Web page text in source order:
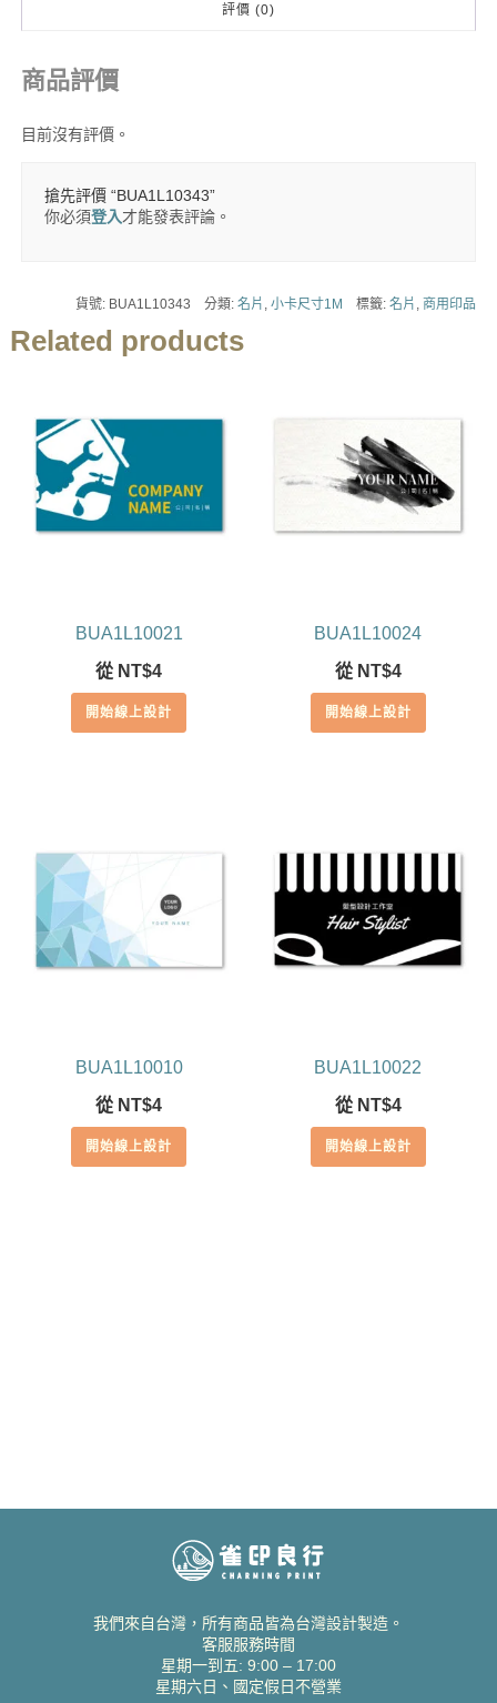
評價 (0)
商品評價
目前沒有評價。
搶先評價 “BUA1L10343”
你必須登入才能發表評論。
貨號: BUA1L10343 分類:名片 ,小卡尺寸1M 標籤:名片 ,商用印品
Related products
BUA1L10021
從 NT$4
開始線上設計
BUA1L10024
從 NT$4
開始線上設計
BUA1L10010
從 NT$4
開始線上設計
BUA1L10022
從 NT$4
開始線上設計
我們來自台灣，所有商品皆為台灣設計製造。
客服服務時間
星期一到五: 9:00 – 17:00
星期六日、國定假日不營業